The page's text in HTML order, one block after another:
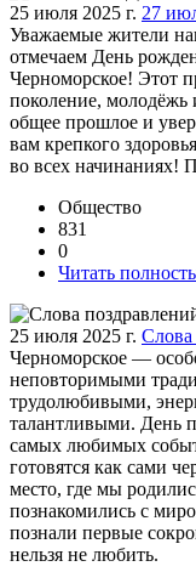
25 июля 2025 г. 27
Уважаемые жители
отмечаем День
Черноморское! Этот
поколение, молодёжь
общее прошлое и
вам крепкого
во всех начинаниях!
Общество
831
0
Читать
25 июля 2025 г. Слова
Черноморское —
неповторимыми
трудолюбивыми,
талантливыми. День
самых любимых
готовятся как сами
место, где мы
познакомились с
познали первые
нельзя не любить.